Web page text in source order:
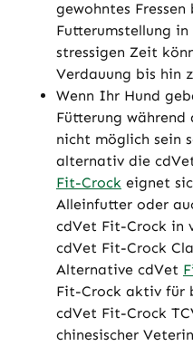
gewohntes
Futterumstellung in
stressigen Zeit
Verdauung bis hin
Wenn Ihr Hund
Fütterung während
nicht möglich sein
alternativ die
Fit-Crock eignet
Alleinfutter oder
cdVet Fit-Crock in
cdVet Fit-Crock
Alternative cdVet
Fit-Crock aktiv für
cdVet Fit-Crock
chinesischer